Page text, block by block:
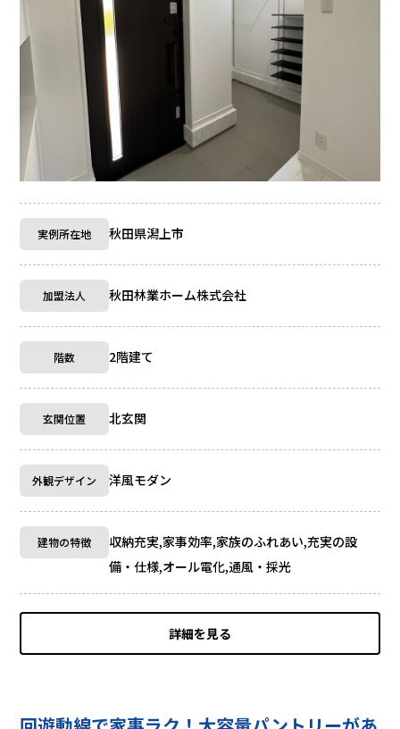
実例所在地 秋田県潟上市
加盟法人 秋田林業ホーム株式会社
階数 2階建て
玄関位置 北玄関
外観デザイン 洋風モダン
建物の特徴
収納充実,家事効率,家族のふれあい,充実の設
備・仕様,オール電化,通風・採光
詳細を見る